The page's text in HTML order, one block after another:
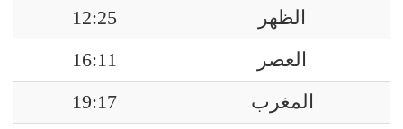
الظهر
12:25
العصر
16:11
المغرب
19:17